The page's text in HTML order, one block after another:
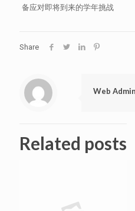
备应对即将到来的学年挑战
Share
Web
Related posts